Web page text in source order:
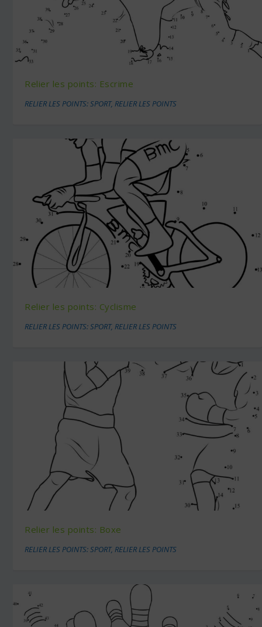
Relier les points: Escrime
RELIER LES POINTS: SPORT,RELIER LES POINTS
Relier les points: Cyclisme
RELIER LES POINTS: SPORT,RELIER LES POINTS
Relier les points: Boxe
RELIER LES POINTS: SPORT,RELIER LES POINTS